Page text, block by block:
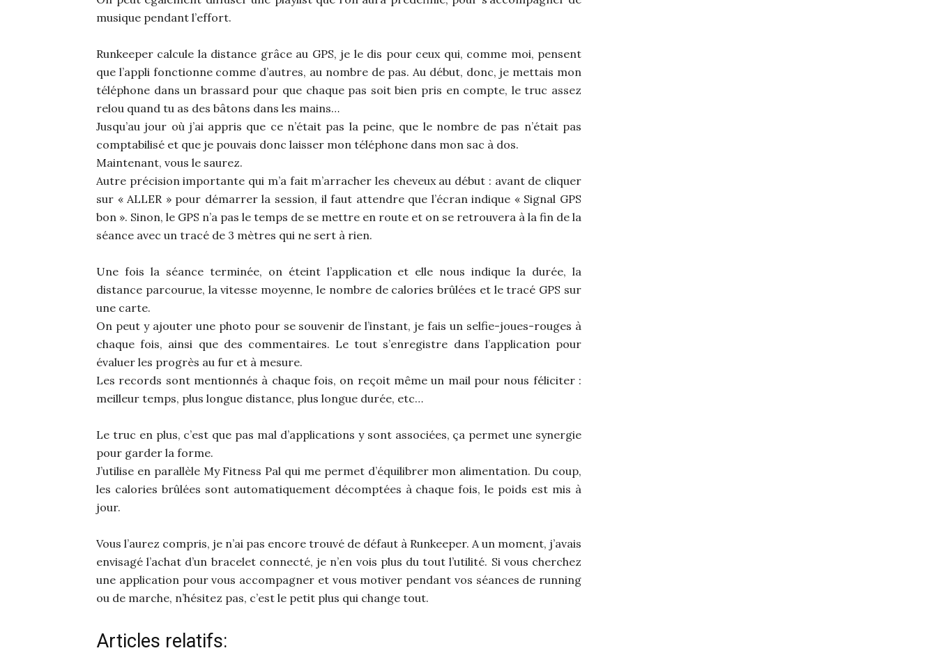
musique pendant l’effort.
Runkeeper calcule la distance grâce au GPS, je le dis pour ceux qui, comme moi, pensent
que l’appli fonctionne comme d’autres, au nombre de pas. Au début, donc, je mettais mon
téléphone dans un brassard pour que chaque pas soit bien pris en compte, le truc assez
relou quand tu as des bâtons dans les mains…
Jusqu’au jour où j’ai appris que ce n’était pas la peine, que le nombre de pas n’était pas
comptabilisé et que je pouvais donc laisser mon téléphone dans mon sac à dos.
Maintenant, vous le saurez.
Autre précision importante qui m’a fait m’arracher les cheveux au début : avant de cliquer
sur « ALLER » pour démarrer la session, il faut attendre que l’écran indique « Signal GPS
bon ». Sinon, le GPS n’a pas le temps de se mettre en route et on se retrouvera à la fin de la
séance avec un tracé de 3 mètres qui ne sert à rien.
Une fois la séance terminée, on éteint l’application et elle nous indique la durée, la
distance parcourue, la vitesse moyenne, le nombre de calories brûlées et le tracé GPS sur
une carte.
On peut y ajouter une photo pour se souvenir de l’instant, je fais un selfie-joues-rouges à
chaque fois, ainsi que des commentaires. Le tout s’enregistre dans l’application pour
évaluer les progrès au fur et à mesure.
Les records sont mentionnés à chaque fois, on reçoit même un mail pour nous féliciter :
meilleur temps, plus longue distance, plus longue durée, etc…
Le truc en plus, c’est que pas mal d’applications y sont associées, ça permet une synergie
pour garder la forme.
J’utilise en parallèle My Fitness Pal qui me permet d’équilibrer mon alimentation. Du coup,
les calories brûlées sont automatiquement décomptées à chaque fois, le poids est mis à
jour.
Vous l’aurez compris, je n’ai pas encore trouvé de défaut à Runkeeper. A un moment, j’avais
envisagé l’achat d’un bracelet connecté, je n’en vois plus du tout l’utilité. Si vous cherchez
une application pour vous accompagner et vous motiver pendant vos séances de running
ou de marche, n’hésitez pas, c’est le petit plus qui change tout.
Articles relatifs: